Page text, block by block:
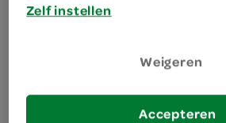
omschrijving
Zelf instellen
Weigeren
Accepteren